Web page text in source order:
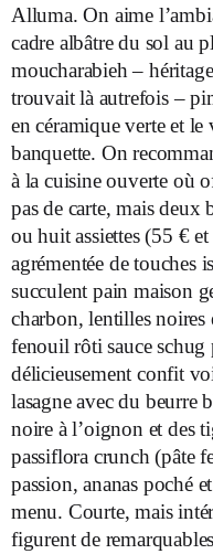
Alluma. On aime
cadre albâtre du sol au
moucharabieh –
trouvait là autrefois –
en céramique verte et
banquette. On
à la cuisine ouverte où
pas de carte, mais deux
ou huit assiettes (55 €
agrémentée de touches
succulent pain maison
charbon, lentilles
fenouil rôti sauce
délicieusement confit
lasagne avec du beurre
noire à l’oignon et des
passiflora crunch (pâte
passion, ananas poché
menu. Courte, mais
figurent de